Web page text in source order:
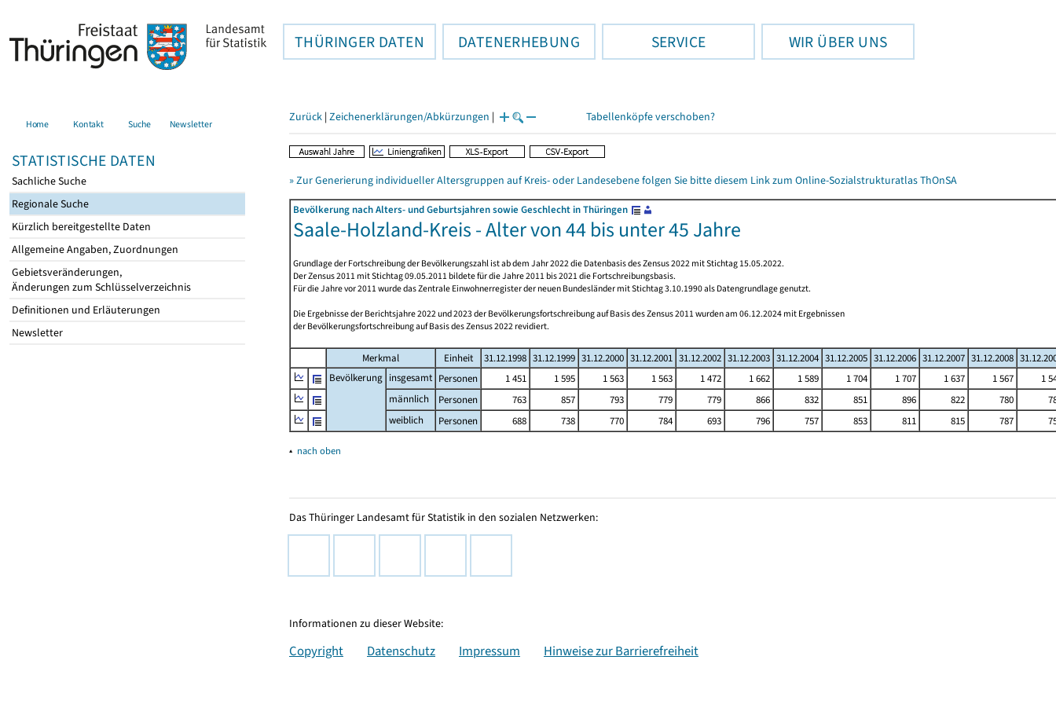
THÜRINGER DATEN DATENERHEBUNG SERVICE WIR ÜBER UNS
Home Kontakt Suche Newsletter
STATISTISCHE DATEN
Sachliche Suche
Regionale Suche
Kürzlich bereitgestellte Daten
Allgemeine Angaben, Zuordnungen
Gebietsveränderungen,
Änderungen zum Schlüsselverzeichnis
Definitionen und Erläuterungen
Newsletter
Zurück | Zeichenerklärungen/Abkürzungen | Tabellenköpfe verschoben?
» Zur Generierung individueller Altersgruppen auf Kreis- oder Landesebene folgen Sie bitte diesem Link zum Online-Sozialstrukturatlas ThOnSA
Bevölkerung nach Alters- und Geburtsjahren sowie Geschlecht in Thüringen
Saale-Holzland-Kreis - Alter von 44 bis unter 45 Jahre
Grundlage der Fortschreibung der Bevölkerungszahl ist ab dem Jahr 2022 die Datenbasis des Zensus 2022 mit Stichtag 15.05.2022.
Der Zensus 2011 mit Stichtag 09.05.2011 bildete für die Jahre 2011 bis 2021 die Fortschreibungsbasis.
Für die Jahre vor 2011 wurde das Zentrale Einwohnerregister der neuen Bundesländer mit Stichtag 3.10.1990 als Datengrundlage genutzt.
Die Ergebnisse der Berichtsjahre 2022 und 2023 der Bevölkerungsfortschreibung auf Basis des Zensus 2011 wurden am 06.12.2024 mit Ergebnissen
der Bevölkerungsfortschreibung auf Basis des Zensus 2022 revidiert.
Merkmal Einheit 31.12.1998 31.12.1999 31.12.2000 31.12.2001 31.12.2002 31.12.2003 31.12.2004 31.12.2005 31.12.2006 31.12.2007 31.12.2008
Bevölkerung insgesamt Personen 1 451 1 595 1 563 1 563 1 472 1 662 1 589 1 704 1 707 1 637 1 567
1
männlich
Personen 763 857 793 779 779 866 832 851 896 822 780
weiblich
Personen 688 738 770 784 693 796 757 853 811 815 787
▴ nach oben
Das Thüringer Landesamt für Statistik in den sozialen Netzwerken:
Informationen zu dieser Website:
Copyright Datenschutz Impressum Hinweise zur Barrierefreiheit